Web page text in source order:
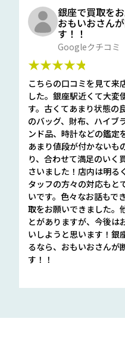
銀座で買取を
おもいおさん
す！！
Googleクチコミ
★★★★★
こちらの口コミを見て来
した。銀座駅近くて大変
す。古くてあまり状態の
のバッグ、財布、ハイブ
ンド品、時計などの鑑定
あまり値段が付かないも
り、合わせて満足のいく
さいました！店内は明る
タッフの方々の対応もと
いです。色々なお話もで
取をお願いできました。
とがありますが、今後は
いしようと思います！銀
るなら、おもいおさんが
す！！